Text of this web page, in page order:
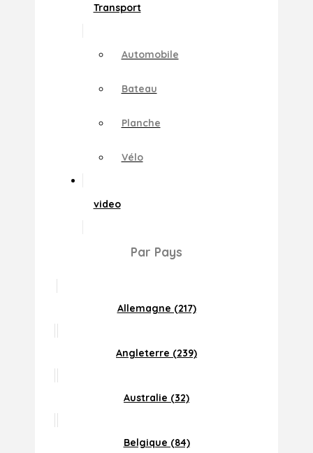
Transport
Automobile
Bateau
Planche
Vélo
video
Par Pays
Allemagne (217)
Angleterre (239)
Australie (32)
Belgique (84)